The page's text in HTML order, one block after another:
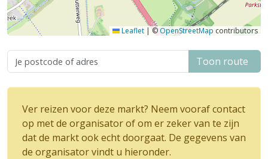
Leaflet | ©OpenStreetMap contributors
Toon route
Ver reizen voor deze markt? Neem vooraf contact
op met de organisator of om er zeker van te zijn
dat de markt ook echt doorgaat. De gegevens van
de organisator vindt u hieronder.